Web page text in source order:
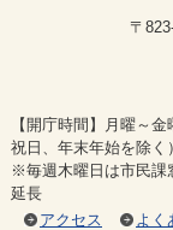
〒
【開庁時間】月曜～
祝日、年末年始を除く）
※毎週木曜日は市民課
延長
アクセス
よく